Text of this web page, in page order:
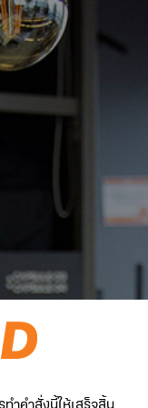
ำคำสั่งนี้ให้เสร็จสิ้น